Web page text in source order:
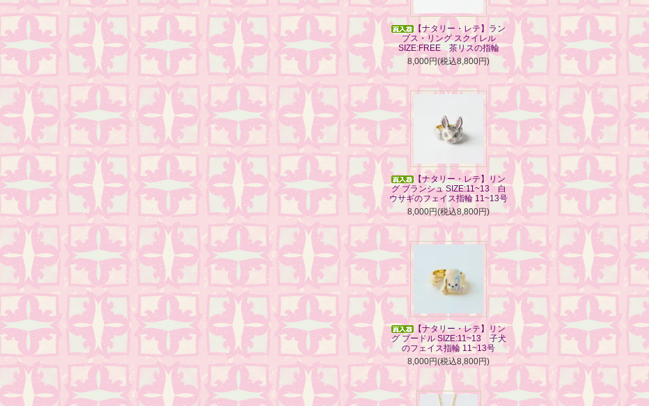
【ナタリー・レテ】ラン
プス・リング スクイレル
SIZE:FREE 茶リスの指輪
8,000円(税込8,800円)
【ナタリー・レテ】リン
グ ブランシュ SIZE:11~13 白
ウサギのフェイス指輪 11~13号
8,000円(税込8,800円)
【ナタリー・レテ】リン
グ プードル SIZE:11~13 子犬
のフェイス指輪 11~13号
8,000円(税込8,800円)